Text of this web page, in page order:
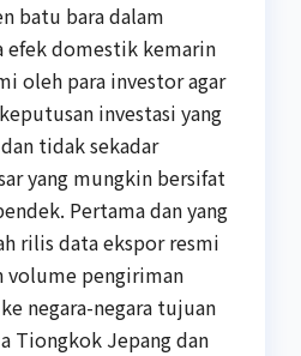
batu bara dalam
efek domestik kemarin
oleh para investor agar
investasi yang
tidak sekadar
yang mungkin bersifat
Pertama dan yang
rilis data ekspor resmi
volume pengiriman
negara-negara tujuan
Tiongkok Jepang dan